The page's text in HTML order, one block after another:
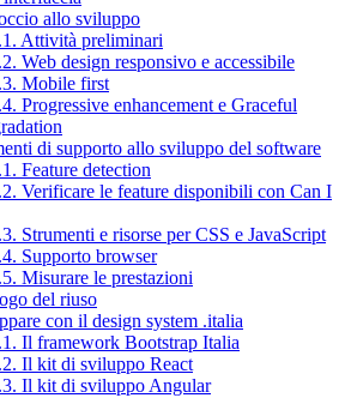
allo sviluppo
Attività preliminari
Web design responsivo e accessibile
Mobile first
Progressive enhancement e Graceful
di supporto allo sviluppo del software
Feature detection
Verificare le feature disponibili con Can I
Strumenti e risorse per CSS e JavaScript
Supporto browser
Misurare le prestazioni
del riuso
con il design system .italia
Il framework Bootstrap Italia
Il kit di sviluppo React
Il kit di sviluppo Angular